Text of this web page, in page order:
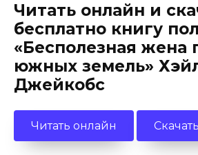
Читать онлайн и
бесплатно книгу
«Бесполезная жена
южных земель»
Джейкобс
Читать онлайн